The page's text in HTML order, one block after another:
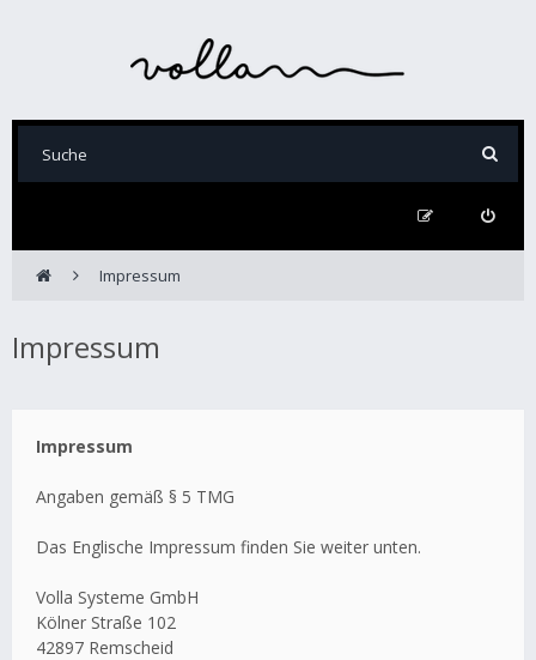
Impressum
Impressum
Impressum
Angaben gemäß § 5 TMG
Das Englische Impressum finden Sie weiter unten.
Volla Systeme GmbH
Kölner Straße 102
42897 Remscheid